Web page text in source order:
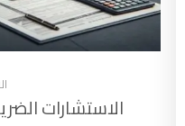
الاستشارات